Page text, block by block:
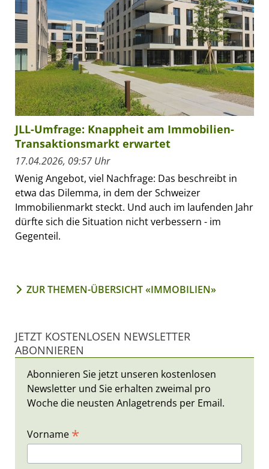
JLL-Umfrage: Knappheit am Immobilien-
Transaktionsmarkt erwartet
17.04.2026, 09:57 Uhr
Wenig Angebot, viel Nachfrage: Das beschreibt in
etwa das Dilemma, in dem der Schweizer
Immobilienmarkt steckt. Und auch im laufenden Jahr
dürfte sich die Situation nicht verbessern - im
Gegenteil.
ZUR THEMEN-ÜBERSICHT «IMMOBILIEN»
JETZT KOSTENLOSEN NEWSLETTER
ABONNIEREN
Abonnieren Sie jetzt unseren kostenlosen
Newsletter und Sie erhalten zweimal pro
Woche die neusten Anlagetrends per Email.
Vorname *